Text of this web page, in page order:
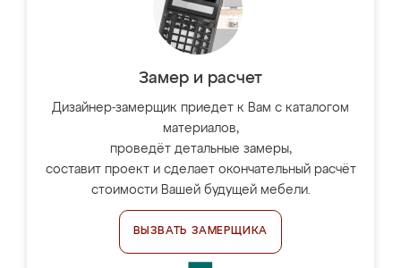
Замер и расчет
Дизайнер-замерщик приедет к Вам с каталогом
материалов,
проведёт детальные замеры,
составит проект и сделает окончательный расчёт
стоимости Вашей будущей мебели.
ВЫЗВАТЬ ЗАМЕРЩИКА